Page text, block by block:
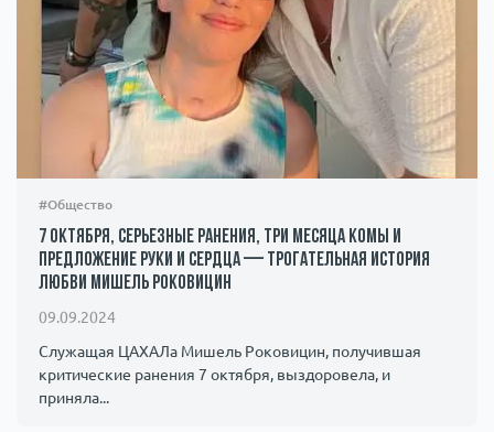
#Общество
7 октября, серьезные ранения, три месяца комы и
предложение руки и сердца — трогательная история
любви Мишель Роковицин
09.09.2024
Служащая ЦАХАЛа Мишель Роковицин, получившая
критические ранения 7 октября, выздоровела, и
приняла...